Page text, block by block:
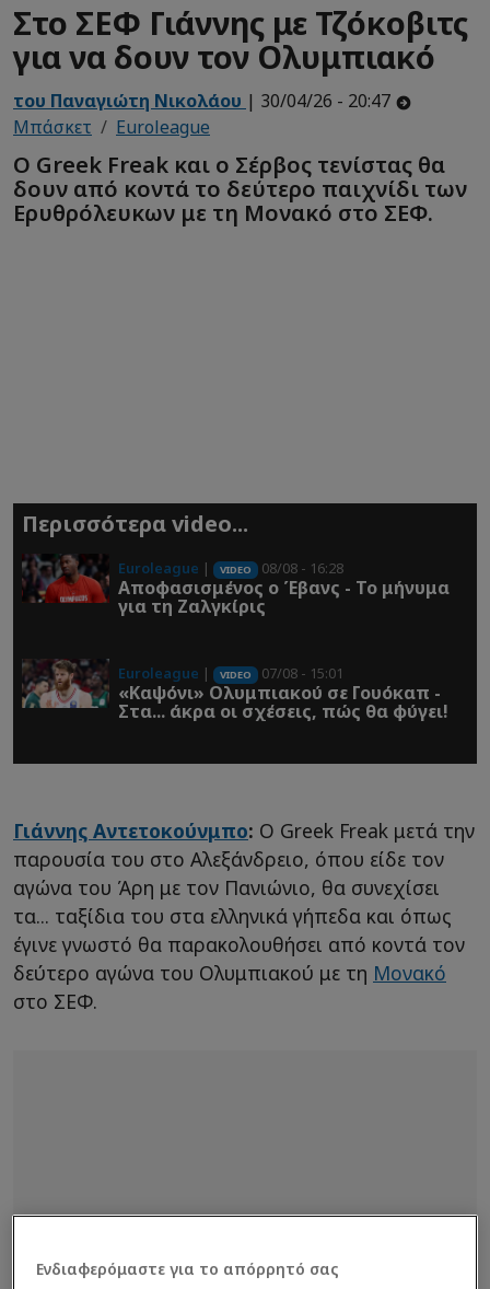
Στο ΣΕΦ Γιάννης με Τζόκοβιτς
για να δουν τον Ολυμπιακό
του Παναγιώτη Νικολάου | 30/04/26 - 20:47
Μπάσκετ
Euroleague
Ο Greek Freak και ο Σέρβος τενίστας θα
δουν από κοντά το δεύτερο παιχνίδι των
Ερυθρόλευκων με τη Μονακό στο ΣΕΦ.
Περισσότερα video...
Euroleague | VIDEO 08/08 - 16:28
Αποφασισμένος ο Έβανς - Το μήνυμα
για τη Ζαλγκίρις
Euroleague | VIDEO 07/08 - 15:01
«Καψόνι» Ολυμπιακού σε Γουόκαπ -
Στα... άκρα οι σχέσεις, πώς θα φύγει!
Γιάννης Αντετοκούνμπο: Ο Greek Freak μετά την
παρουσία του στο Αλεξάνδρειο, όπου είδε τον
αγώνα του Άρη με τον Πανιώνιο, θα συνεχίσει
τα... ταξίδια του στα ελληνικά γήπεδα και όπως
έγινε γνωστό θα παρακολουθήσει από κοντά τον
δεύτερο αγώνα του Ολυμπιακού με τη Μονακό
στο ΣΕΦ.
Ενδιαφερόμαστε για το απόρρητό σας